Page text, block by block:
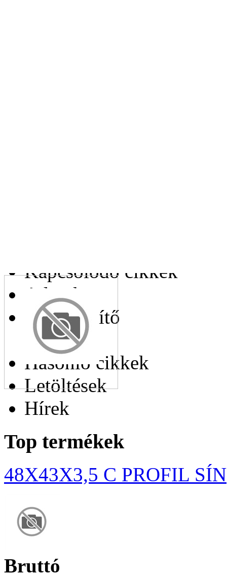
Kapcsolódó cikkek
Adatok
Helyettesítő
cikkek
Hasonló cikkek
Letöltések
Hírek
Top termékek
48X43X3,5 C PROFIL SÍN
Bruttó